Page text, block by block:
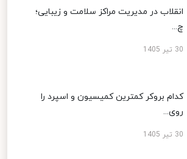
انقلاب در مدیریت مراکز سلامت و زیبایی؛
چ...
30 تیر 1405
کدام بروکر کمترین کمیسیون و اسپرد را
روی...
30 تیر 1405